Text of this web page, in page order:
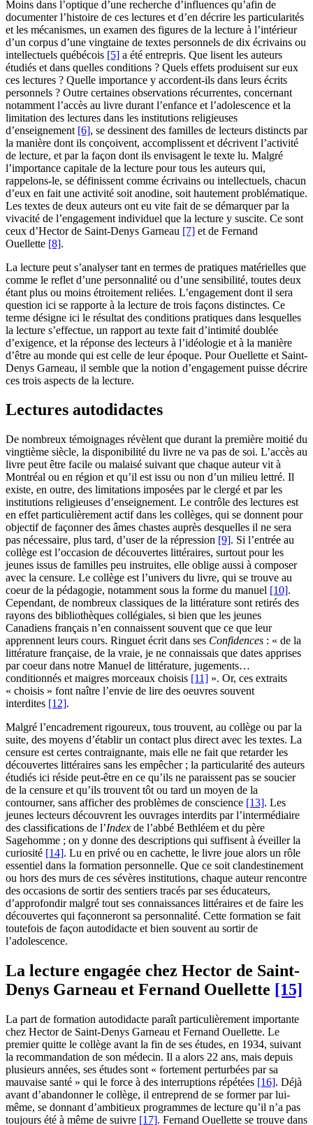
Moins dans l’optique d’une recherche d’influences qu’afin de
documenter l’histoire de ces lectures et d’en décrire les particularités
et les mécanismes, un examen des figures de la lecture à l’intérieur
d’un corpus d’une vingtaine de textes personnels de dix écrivains ou
intellectuels québécois [5] a été entrepris. Que lisent les auteurs
étudiés et dans quelles conditions ? Quels effets produisent sur eux
ces lectures ? Quelle importance y accordent-ils dans leurs écrits
personnels ? Outre certaines observations récurrentes, concernant
notamment l’accès au livre durant l’enfance et l’adolescence et la
limitation des lectures dans les institutions religieuses
d’enseignement [6], se dessinent des familles de lecteurs distincts par
la manière dont ils conçoivent, accomplissent et décrivent l’activité
de lecture, et par la façon dont ils envisagent le texte lu. Malgré
l’importance capitale de la lecture pour tous les auteurs qui,
rappelons-le, se définissent comme écrivains ou intellectuels, chacun
d’eux en fait une activité soit anodine, soit hautement problématique.
Les textes de deux auteurs ont eu vite fait de se démarquer par la
vivacité de l’engagement individuel que la lecture y suscite. Ce sont
ceux d’Hector de Saint-Denys Garneau [7] et de Fernand
Ouellette [8].
La lecture peut s’analyser tant en termes de pratiques matérielles que
comme le reflet d’une personnalité ou d’une sensibilité, toutes deux
étant plus ou moins étroitement reliées. L’engagement dont il sera
question ici se rapporte à la lecture de trois façons distinctes. Ce
terme désigne ici le résultat des conditions pratiques dans lesquelles
la lecture s’effectue, un rapport au texte fait d’intimité doublée
d’exigence, et la réponse des lecteurs à l’idéologie et à la manière
d’être au monde qui est celle de leur époque. Pour Ouellette et Saint-
Denys Garneau, il semble que la notion d’engagement puisse décrire
ces trois aspects de la lecture.
Lectures autodidactes
De nombreux témoignages révèlent que durant la première moitié du
vingtième siècle, la disponibilité du livre ne va pas de soi. L’accès au
livre peut être facile ou malaisé suivant que chaque auteur vit à
Montréal ou en région et qu’il est issu ou non d’un milieu lettré. Il
existe, en outre, des limitations imposées par le clergé et par les
institutions religieuses d’enseignement. Le contrôle des lectures est
en effet particulièrement actif dans les collèges, qui se donnent pour
objectif de façonner des âmes chastes auprès desquelles il ne sera
pas nécessaire, plus tard, d’user de la répression [9]. Si l’entrée au
collège est l’occasion de découvertes littéraires, surtout pour les
jeunes issus de familles peu instruites, elle oblige aussi à composer
avec la censure. Le collège est l’univers du livre, qui se trouve au
coeur de la pédagogie, notamment sous la forme du manuel [10].
Cependant, de nombreux classiques de la littérature sont retirés des
rayons des bibliothèques collégiales, si bien que les jeunes
Canadiens français n’en connaissent souvent que ce que leur
apprennent leurs cours. Ringuet écrit dans ses Confidences : « de la
littérature française, de la vraie, je ne connaissais que dates apprises
par coeur dans notre Manuel de littérature, jugements…
conditionnés et maigres morceaux choisis [11] ». Or, ces extraits
« choisis » font naître l’envie de lire des oeuvres souvent
interdites [12].
Malgré l’encadrement rigoureux, tous trouvent, au collège ou par la
suite, des moyens d’établir un contact plus direct avec les textes. La
censure est certes contraignante, mais elle ne fait que retarder les
découvertes littéraires sans les empêcher ; la particularité des auteurs
étudiés ici réside peut-être en ce qu’ils ne paraissent pas se soucier
de la censure et qu’ils trouvent tôt ou tard un moyen de la
contourner, sans afficher des problèmes de conscience [13]. Les
jeunes lecteurs découvrent les ouvrages interdits par l’intermédiaire
des classifications de l’Index de l’abbé Bethléem et du père
Sagehomme ; on y donne des descriptions qui suffisent à éveiller la
curiosité [14]. Lu en privé ou en cachette, le livre joue alors un rôle
essentiel dans la formation personnelle. Que ce soit clandestinement
ou hors des murs de ces sévères institutions, chaque auteur rencontre
des occasions de sortir des sentiers tracés par ses éducateurs,
d’approfondir malgré tout ses connaissances littéraires et de faire les
découvertes qui façonneront sa personnalité. Cette formation se fait
toutefois de façon autodidacte et bien souvent au sortir de
l’adolescence.
La lecture engagée chez Hector de Saint-
Denys Garneau et Fernand Ouellette [15]
La part de formation autodidacte paraît particulièrement importante
chez Hector de Saint-Denys Garneau et Fernand Ouellette. Le
premier quitte le collège avant la fin de ses études, en 1934, suivant
la recommandation de son médecin. Il a alors 22 ans, mais depuis
plusieurs années, ses études sont « fortement perturbées par sa
mauvaise santé » qui le force à des interruptions répétées [16]. Déjà
avant d’abandonner le collège, il entreprend de se former par lui-
même, se donnant d’ambitieux programmes de lecture qu’il n’a pas
toujours été à même de suivre [17]. Fernand Ouellette se trouve dans